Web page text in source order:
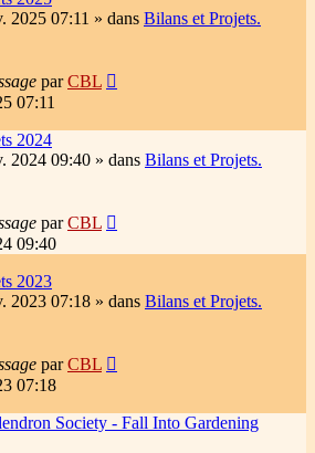
2025 07:11 » dans Bilans et Projets.
parCBL
07:11
2024
2024 09:40 » dans Bilans et Projets.
parCBL
09:40
2023
2023 07:18 » dans Bilans et Projets.
parCBL
07:18
Society - Fall Into Gardening